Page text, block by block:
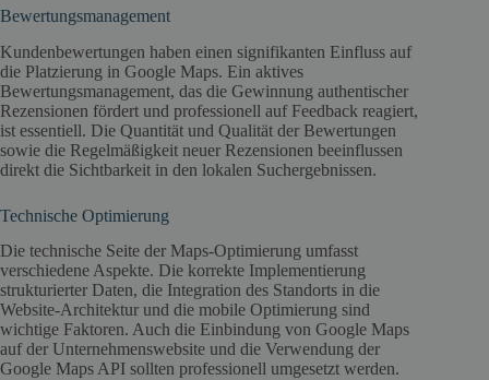
Bewertungsmanagement
Kundenbewertungen haben einen signifikanten Einfluss auf
die Platzierung in Google Maps. Ein aktives
Bewertungsmanagement, das die Gewinnung authentischer
Rezensionen fördert und professionell auf Feedback reagiert,
ist essentiell. Die Quantität und Qualität der Bewertungen
sowie die Regelmäßigkeit neuer Rezensionen beeinflussen
direkt die Sichtbarkeit in den lokalen Suchergebnissen.
Technische Optimierung
Die technische Seite der Maps-Optimierung umfasst
verschiedene Aspekte. Die korrekte Implementierung
strukturierter Daten, die Integration des Standorts in die
Website-Architektur und die mobile Optimierung sind
wichtige Faktoren. Auch die Einbindung von Google Maps
auf der Unternehmenswebsite und die Verwendung der
Google Maps API sollten professionell umgesetzt werden.